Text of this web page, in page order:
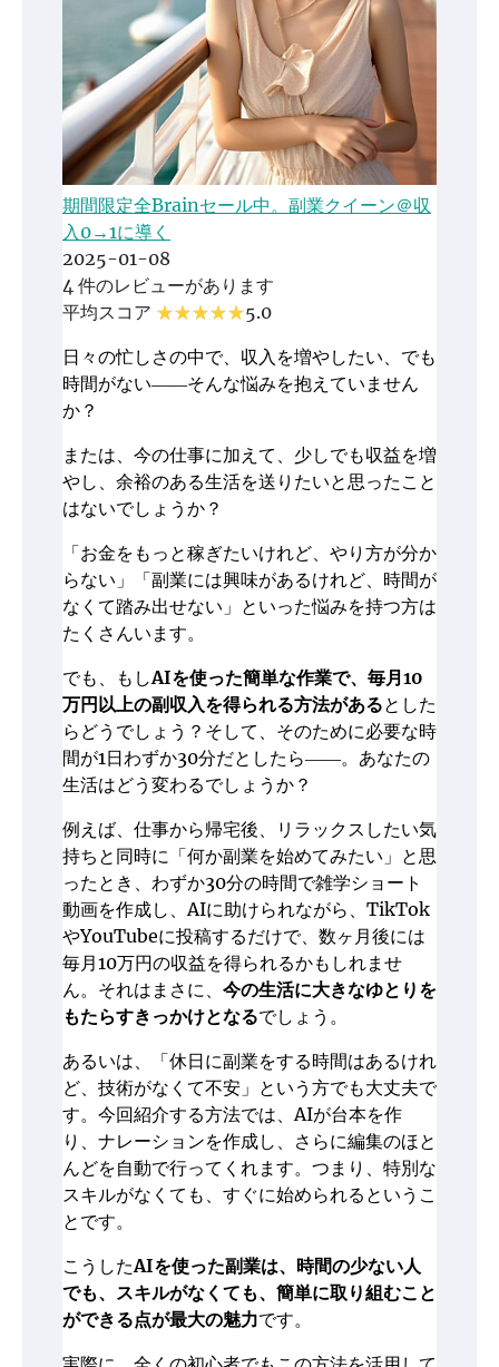
期間限定全Brainセール中。副業クイーン＠収
入0→1に導く
2025-01-08
4 件のレビューがあります
平均スコア
5.0
日々の忙しさの中で、収入を増やしたい、でも
時間がない――そんな悩みを抱えていません
か？
または、今の仕事に加えて、少しでも収益を増
やし、余裕のある生活を送りたいと思ったこと
はないでしょうか？
「お金をもっと稼ぎたいけれど、やり方が分か
らない」「副業には興味があるけれど、時間が
なくて踏み出せない」といった悩みを持つ方は
たくさんいます。
でも、もしAIを使った簡単な作業で、毎月10
万円以上の副収入を得られる方法があるとした
らどうでしょう？そして、そのために必要な時
間が1日わずか30分だとしたら――。あなたの
生活はどう変わるでしょうか？
例えば、仕事から帰宅後、リラックスしたい気
持ちと同時に「何か副業を始めてみたい」と思
ったとき、わずか30分の時間で雑学ショート
動画を作成し、AIに助けられながら、TikTok
やYouTubeに投稿するだけで、数ヶ月後には
毎月10万円の収益を得られるかもしれませ
ん。それはまさに、 今の生活に大きなゆとりを
もたらすきっかけとなるでしょう。
あるいは、「休日に副業をする時間はあるけれ
ど、技術がなくて不安」という方でも大丈夫で
す。今回紹介する方法では、AIが台本を作
り、ナレーションを作成し、さらに編集のほと
んどを自動で行ってくれます。つまり、特別な
スキルがなくても、すぐに始められるというこ
とです。
こうしたAIを使った副業は、時間の少ない人
でも、スキルがなくても、簡単に取り組むこと
ができる点が最大の魅力です。